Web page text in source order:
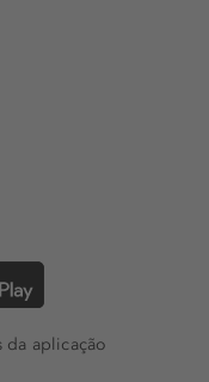
da aplicação